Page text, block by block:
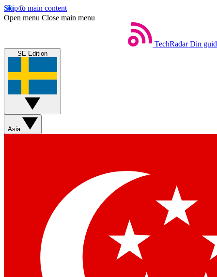
Skip to main content
Open menu Close main menu
TechRadar Din
SE Edition
Asia